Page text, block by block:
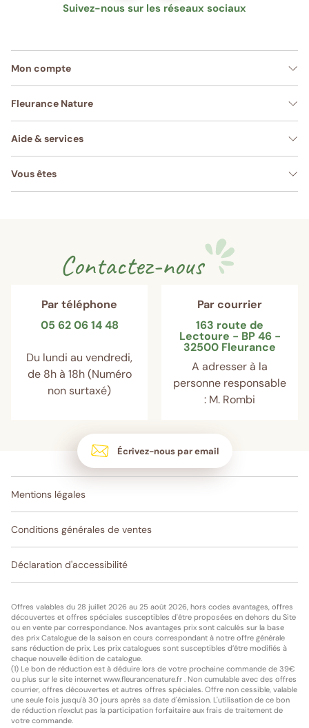
Suivez-nous sur les réseaux sociaux
Mon compte
Fleurance Nature
Aide & services
Vous êtes
Contactez-nous
Par téléphone
05 62 06 14 48
Du lundi au vendredi,
de 8h à 18h (Numéro
non surtaxé)
Par courrier
163 route de
Lectoure - BP 46 -
32500 Fleurance
A adresser à la
personne responsable
: M. Rombi
Écrivez-nous par email
Mentions légales
Conditions générales de ventes
Déclaration d'accessibilité
Offres valables du 28 juillet 2026 au 25 août 2026, hors codes avantages, offres
découvertes et offres spéciales susceptibles d'être proposées en dehors du Site
ou en vente par correspondance. Nos avantages prix sont calculés sur la base
des prix Catalogue de la saison en cours correspondant à notre offre générale
sans réduction de prix. Les prix catalogues sont susceptibles d’être modifiés à
chaque nouvelle édition de catalogue.
(1) Le bon de réduction est à déduire lors de votre prochaine commande de 39€
ou plus sur le site internet www.fleurancenature.fr . Non cumulable avec des offres
courrier, offres découvertes et autres offres spéciales. Offre non cessible, valable
une seule fois jusqu'à 30 jours après sa date d'émission. L'utilisation de ce bon
de réduction n'exclut pas la participation forfaitaire aux frais de traitement de
votre commande.